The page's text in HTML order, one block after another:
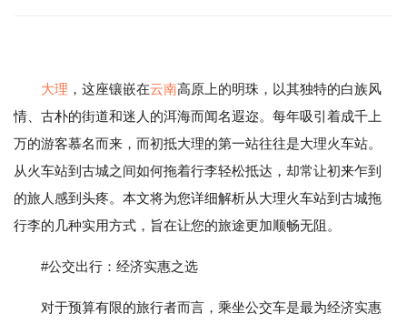
大理 ，这座镶嵌在云南高原上的明珠，以其独特的白族风
情、古朴的街道和迷人的洱海而闻名遐迩。每年吸引着成千上
万的游客慕名而来，而初抵大理的第一站往往是大理火车站。
从火车站到古城之间如何拖着行李轻松抵达，却常让初来乍到
的旅人感到头疼。本文将为您详细解析从大理火车站到古城拖
行李的几种实用方式，旨在让您的旅途更加顺畅无阻。
#公交出行：经济实惠之选
对于预算有限的旅行者而言，乘坐公交车是最为经济实惠